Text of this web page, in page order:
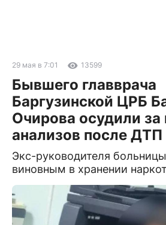
29 мая в 7:01 13599
Бывшего главврача
Баргузинской ЦРБ
Очирова осудили за
анализов после ДТП
Экс-руководителя
виновным в хранении